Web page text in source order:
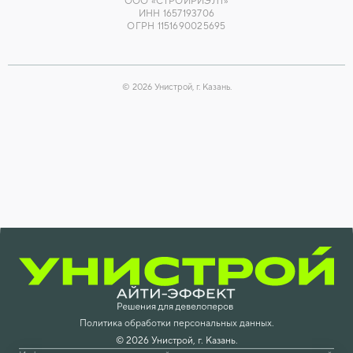
ИНН 1657193706
ОГРН 1151690025695
© 2026Унистрой, г. Казань.
Политика обработки персональных данных.
© 2026Унистрой, г. Казань.